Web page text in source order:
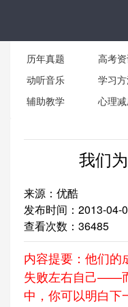
历年真题 高考
动听音乐
学习
辅助教学
心理
我们
来源：优酷
发布时间：2013-04-
查看次数： 36485
内容提要：他们的
失败左右自己——
中，你可以明白下